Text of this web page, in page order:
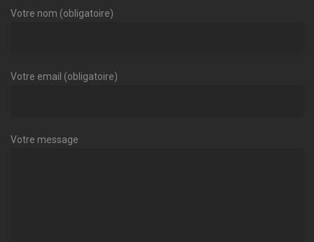
Votre nom (obligatoire)
Votre email (obligatoire)
Votre message